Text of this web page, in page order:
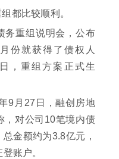
都比较顺利。
务重组说明会，公布
份就获得了债权人
，重组方案正式生
9月27日，融创房地
，对公司10笔境内债
金额约为3.8亿元，
账户。